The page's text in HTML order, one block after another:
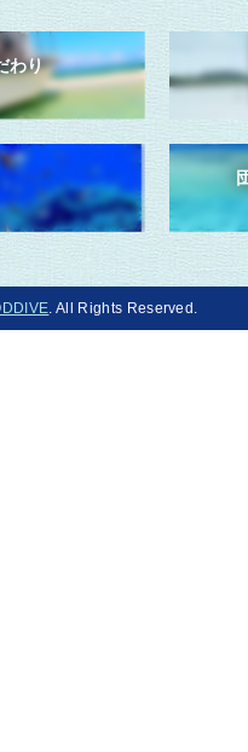
わり
. All Rights Reserved.